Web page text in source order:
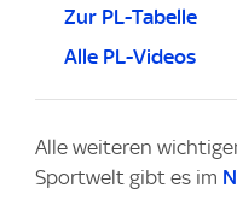
Zur PL-Tabelle
Alle PL-Videos
Alle weiteren
Sportwelt gibt es im